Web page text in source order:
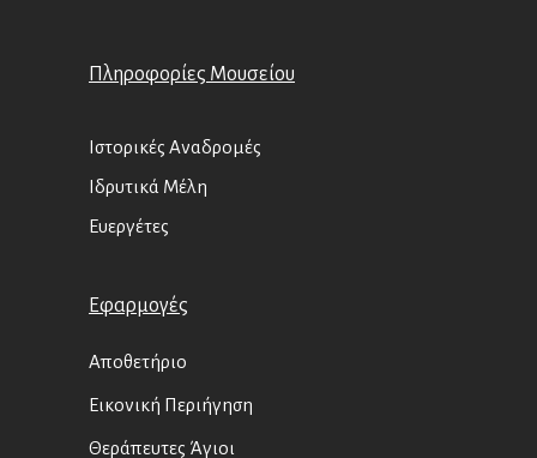
Πληροφορίες Μουσείου
Ιστορικές Αναδρομές
Ιδρυτικά Μέλη
Ευεργέτες
Εφαρμογές
Αποθετήριο
Εικονική Περιήγηση
Θεράπευτες Άγιοι